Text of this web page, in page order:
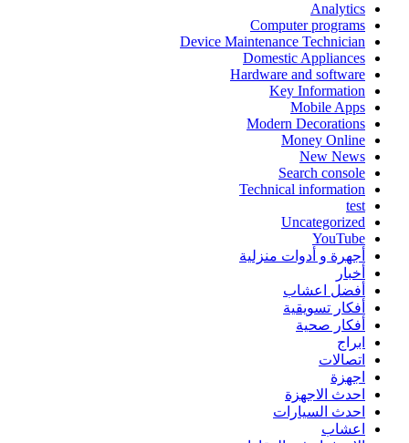
Analytics
Computer programs
Device Maintenance Technician
Domestic Appliances
Hardware and software
Key Information
Mobile Apps
Modern Decorations
Money Online
New News
Search console
Technical information
test
Uncategorized
YouTube
أجهرة و أدوات منزلية
أخبار
أفضل اعشاب
أفكار تسويقية
أفكار صحية
ابراج
اتصالات
اجهزة
احدث الاجهزة
احدث السيارات
اعشاب